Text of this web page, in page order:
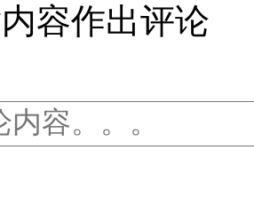
容作出评论